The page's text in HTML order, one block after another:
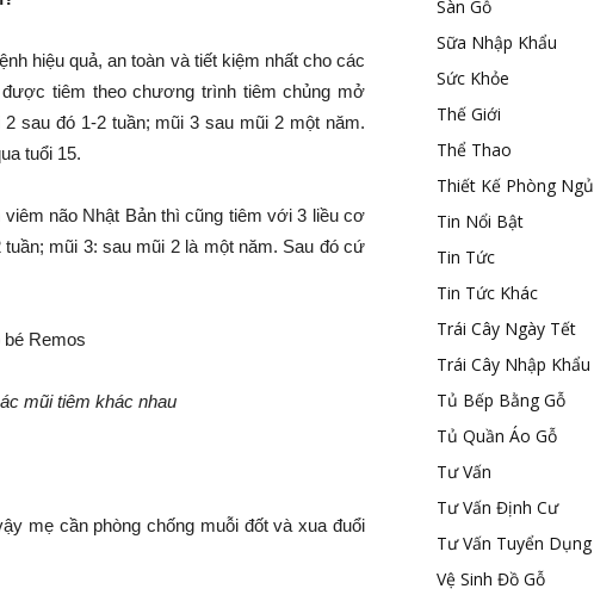
hiệu quả, an toàn và tiết kiệm nhất cho các
tiêm theo chương trình tiêm chủng mở
sau đó 1-2 tuần; mũi 3 sau mũi 2 một năm.
tuổi 15.
não Nhật Bản thì cũng tiêm với 3 liều cơ
mũi 3: sau mũi 2 là một năm. Sau đó cứ
mũi tiêm khác nhau
mẹ cần phòng chống muỗi đốt và xua đuổi
Sàn Gỗ
Sữa Nhập Khẩu
Sức Khỏe
Thế Giới
Thể Thao
Thiết Kế Phòng Ngủ
Tin Nổi Bật
Tin Tức
Tin Tức Khác
Trái Cây Ngày Tết
Trái Cây Nhập Khẩu
Tủ Bếp Bằng Gỗ
Tủ Quần Áo Gỗ
Tư Vấn
Tư Vấn Định Cư
Tư Vấn Tuyển Dụng
Vệ Sinh Đồ Gỗ